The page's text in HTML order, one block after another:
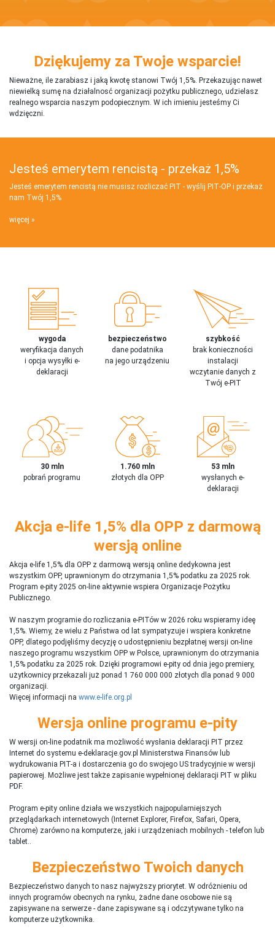
Dziękujemy za Twoje wsparcie!
Nieważne, ile zarabiasz i jaką kwotę stanowi Twój 1,5%. Przekazując nawet
niewielką sumę na działalnosć organizacji pożytku publicznego, udzielasz
realnego wsparcia naszym podopiecznym. W ich imieniu jesteśmy Ci
wdzięczni.
Jesteś emerytem rencistą - przekaż 1,5%
Jesteś emerytem rencistą nie musisz rozliczać PIT - wyślij PIT‑OP i przekaż
nam Twój 1,5%
więcej
wygoda
weryfikacja danych
i opcja wysyłki e-
deklaracji
bezpieczeństwo
dane podatnika
na jego urządzeniu
szybkość
brak konieczności
instalacji
wczytanie danych z
Twój e-PIT
30 mln
pobrań programu
1.760 mln
złotych dla OPP
53 mln
wysłanych e-
deklaracji
Akcja e-life 1,5% dla OPP z darmową
wersją online
Akcja e-life 1,5% dla OPP z darmową wersją online dedykowna jest
wszystkim OPP, uprawnionym do otrzymania 1,5% podatku za 2025 rok.
Program e-pity 2025 on-line aktywnie wspiera Organizacje Pożytku
Publicznego.
W naszym programie do rozliczania e-PITów w 2026 roku wspieramy ideę
1,5%. Wiemy, że wielu z Państwa od lat sympatyzuje i wspiera konkretne
OPP, dlatego podjęliśmy decyzję o udostępnieniu bezpłatnej wersji on-line
naszego programu wszystkim OPP w Polsce, uprawnionym do otrzymania
1,5% podatku za 2025 rok. Dzięki programowi e-pity od dnia jego premiery,
użytkownicy przekazali już ponad 1 760 000 000 złotych dla ponad 9 000
organizacji.
Więcej informacji na www.e-life.org.pl
Wersja online programu e-pity
W wersji on-line podatnik ma możliwość wysłania deklaracji PIT przez
Internet do systemu e-deklaracje.gov.pl Ministerstwa Finansów lub
wydrukowania PIT-a i dostarczenia go do swojego US tradycyjnie w wersji
papierowej. Możliwe jest także zapisanie wypełnionej deklaracji PIT w pliku
PDF.
Program e-pity online działa we wszystkich najpopularniejszych
przeglądarkach internetowych (Internet Explorer, Firefox, Safari, Opera,
Chrome) zarówno na komputerze, jaki i urządzeniach mobilnych - telefon lub
tablet..
Bezpieczeństwo Twoich danych
Bezpieczeństwo danych to nasz najwyższy priorytet. W odróżnieniu od
innych programów obecnych na rynku, żadne dane osobowe nie są
zapisywane na serwerze - dane zapisywane są i odczytywane tylko na
komputerze użytkownika.